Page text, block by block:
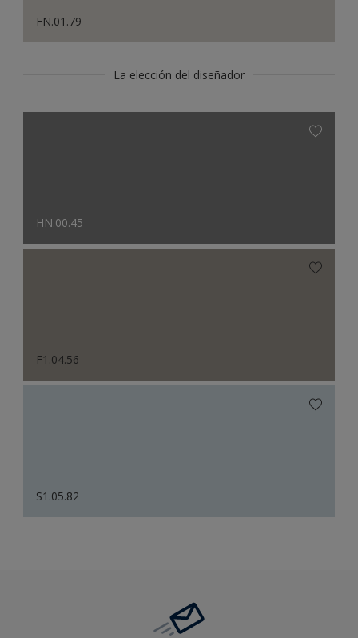
FN.01.79
La elección del diseñador
HN.00.45
F1.04.56
S1.05.82